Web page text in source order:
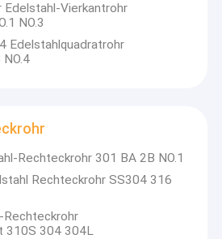
Vierkantrohr
NO.3
Edelstahlquadratrohr
Rechteckrohr 301 BA 2B NO.1
Rechteckrohr SS304 316
Rechteckrohr
310S 304 304L